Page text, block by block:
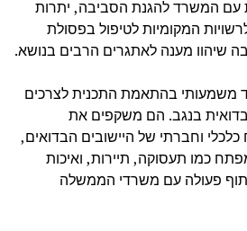
עם המשרד להגנת הסביבה, יתרות
המקומיות לטיפול בפסולת
שיהוו מענה לאתגרים הרבים בנושא.
משמעותי בהתאמת התכנית לצרכים
בנגב. הם משקפים את
וחברתי של היישובים הבדואים,
כמו תעסוקה, תיירות, ואיכות
פעולה עם משרדי הממשלה